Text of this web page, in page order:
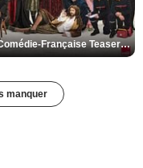
De la Comédie-Française Teaser VF
manquer